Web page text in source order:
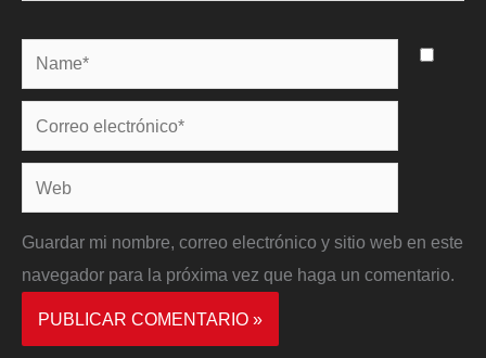
Name*
Correo
electrónico*
Web
Guardar mi nombre, correo electrónico y sitio web en este
navegador para la próxima vez que haga un comentario.